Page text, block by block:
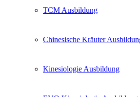
Chinesische Kräuter Ausbildung
Kinesiologie Ausbildung
EVO Kinesiologie Ausbildung